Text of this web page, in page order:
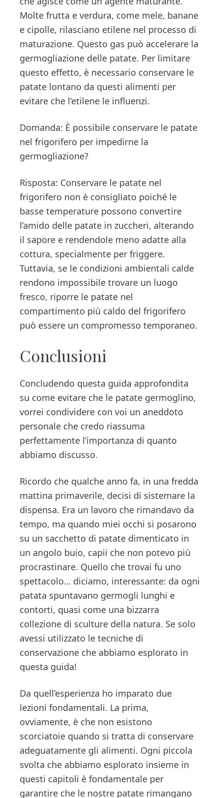
Molte frutta e verdura, come mele, banane
e cipolle, rilasciano etilene nel processo di
maturazione. Questo gas può accelerare la
germogliazione delle patate. Per limitare
questo effetto, è necessario conservare le
patate lontano da questi alimenti per
evitare che l’etilene le influenzi.
Domanda: È possibile conservare le patate
nel frigorifero per impedirne la
germogliazione?
Risposta: Conservare le patate nel
frigorifero non è consigliato poiché le
basse temperature possono convertire
l’amido delle patate in zuccheri, alterando
il sapore e rendendole meno adatte alla
cottura, specialmente per friggere.
Tuttavia, se le condizioni ambientali calde
rendono impossibile trovare un luogo
fresco, riporre le patate nel
compartimento più caldo del frigorifero
può essere un compromesso temporaneo.
Conclusioni
Concludendo questa guida approfondita
su come evitare che le patate germoglino,
vorrei condividere con voi un aneddoto
personale che credo riassuma
perfettamente l’importanza di quanto
abbiamo discusso.
Ricordo che qualche anno fa, in una fredda
mattina primaverile, decisi di sistemare la
dispensa. Era un lavoro che rimandavo da
tempo, ma quando miei occhi si posarono
su un sacchetto di patate dimenticato in
un angolo buio, capii che non potevo più
procrastinare. Quello che trovai fu uno
spettacolo… diciamo, interessante: da ogni
patata spuntavano germogli lunghi e
contorti, quasi come una bizzarra
collezione di sculture della natura. Se solo
avessi utilizzato le tecniche di
conservazione che abbiamo esplorato in
questa guida!
Da quell’esperienza ho imparato due
lezioni fondamentali. La prima,
ovviamente, è che non esistono
scorciatoie quando si tratta di conservare
adeguatamente gli alimenti. Ogni piccola
svolta che abbiamo esplorato insieme in
questi capitoli è fondamentale per
garantire che le nostre patate rimangano